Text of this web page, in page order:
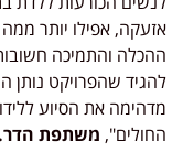
אזעקה, אפילו יותר
ההכלה והתמיכה
להגיד שהפרויקט נותן
מדהימה את הסיוע
החולים", משתפת הדר.